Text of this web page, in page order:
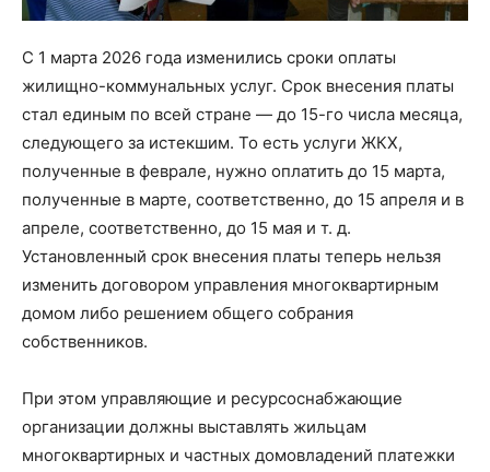
С 1 марта 2026 года изменились сроки оплаты
жилищно-коммунальных услуг. Срок внесения платы
стал единым по всей стране — до 15-го числа месяца,
следующего за истекшим. То есть услуги ЖКХ,
полученные в феврале, нужно оплатить до 15 марта,
полученные в марте, соответственно, до 15 апреля и в
апреле, соответственно, до 15 мая и т. д.
Установленный срок внесения платы теперь нельзя
изменить договором управления многоквартирным
домом либо решением общего собрания
собственников.
При этом управляющие и ресурсоснабжающие
организации должны выставлять жильцам
многоквартирных и частных домовладений платежки